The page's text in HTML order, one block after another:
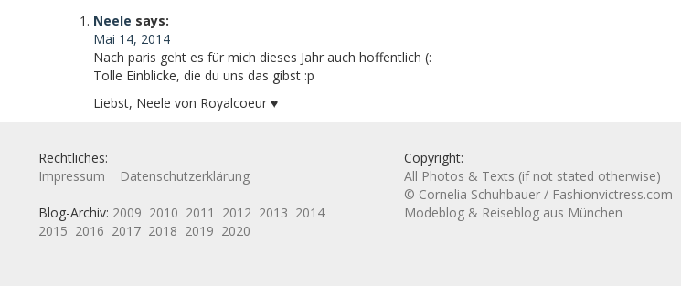
Neele says:
Mai 14, 2014
Nach paris geht es für mich dieses Jahr auch hoffentlich (:
Tolle Einblicke, die du uns das gibst :p
Liebst, Neele von Royalcoeur ♥
Rechtliches:
Impressum
Datenschutzerklärung
Blog-Archiv: 2009 2010 2011 2012 2013 2014
2015 2016 2017 2018 2019 2020
Copyright:
All Photos & Texts (if not stated otherwise)
© Cornelia Schuhbauer / Fashionvictress.com -
Modeblog & Reiseblog aus München